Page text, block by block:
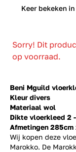
Beni Mguild
Kleur divers
Materiaal wol
Dikte vloerkleed 2
Afmetingen 285cm
Wij kopen deze
Marokko. De
Keer bekeken
Sorry! Dit
op voorraad.